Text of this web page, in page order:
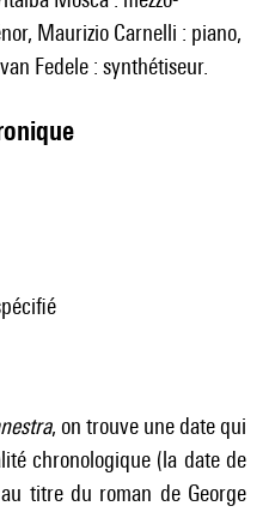
Maurizio Carnelli : piano,
Fedele : synthétiseur.
, on trouve une date qui
chronologique (la date de
titre du roman de George